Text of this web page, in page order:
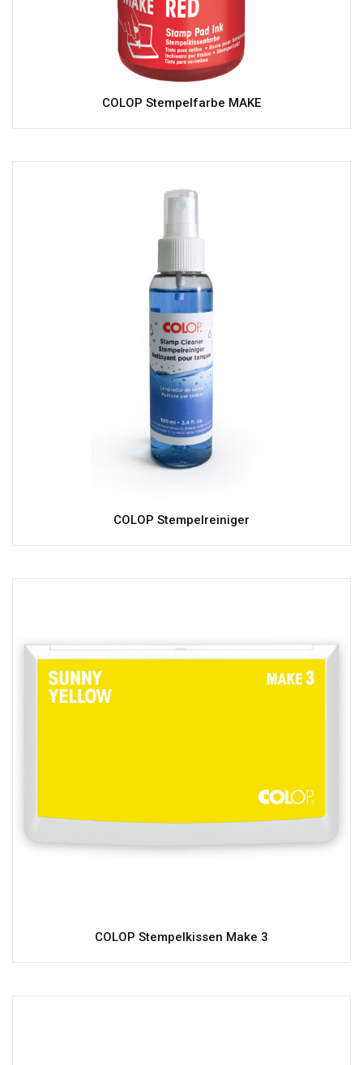
COLOP Stempelfarbe MAKE
COLOP Stempelreiniger
COLOP Stempelkissen Make 3